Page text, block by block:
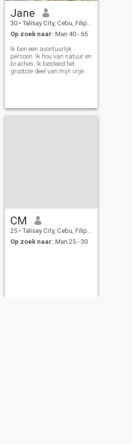
Jane
30 • Talisay City, Cebu, Filipijnen
Op zoek naar: Man 40 - 65
Ik ben een avontuurlijk
persoon. Ik hou van natuur en
braches. Ik besteed het
grootste deel van mijn vrije
CM
25 • Talisay City, Cebu, Filipijnen
Op zoek naar: Man 25 - 30